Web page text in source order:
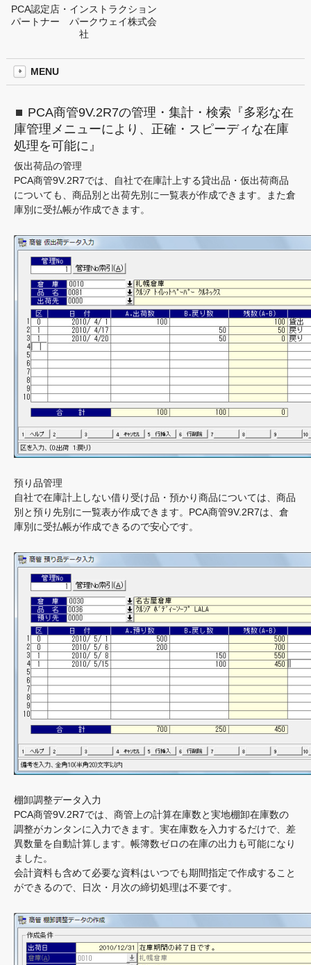
PCA認定店・インストラクション
パートナー パークウェイ株式会
社
MENU
PCA商管9V.2R7の管理・集計・検索『多彩な在
庫管理メニューにより、正確・スピーディな在庫
処理を可能に』
仮出荷品の管理
PCA商管9V.2R7では、自社で在庫計上する貸出品・仮出荷商品
についても、商品別と出荷先別に一覧表が作成できます。また倉
庫別に受払帳が作成できます。
預り品管理
自社で在庫計上しない借り受け品・預かり商品については、商品
別と預り先別に一覧表が作成できます。PCA商管9V.2R7は、倉
庫別に受払帳が作成できるので安心です。
棚卸調整データ入力
PCA商管9V.2R7では、商管上の計算在庫数と実地棚卸在庫数の
調整がカンタンに入力できます。実在庫数を入力するだけで、差
異数量を自動計算します。帳簿数ゼロの在庫の出力も可能になり
ました。
会計資料も含めて必要な資料はいつでも期間指定で作成すること
ができるので、日次・月次の締切処理は不要です。